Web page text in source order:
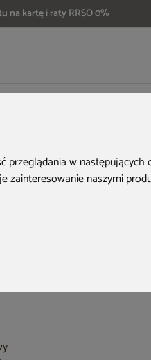
przeglądania w następujących
zainteresowanie naszymi
na kartę i raty RRSO 0%